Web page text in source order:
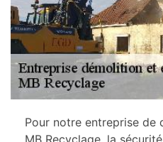
Pour notre entreprise de
MB Recyclage, la